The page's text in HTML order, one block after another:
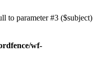
to parameter #3 ($subject)
wf-